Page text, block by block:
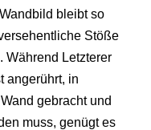
bleibt so
Stöße
Während Letzterer
angerührt, in
gebracht und
muss, genügt es